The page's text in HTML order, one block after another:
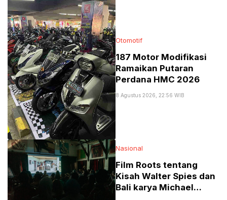
Otomotif
187 Motor Modifikasi
Ramaikan Putaran
Perdana HMC 2026
8 Agustus 2026, 22:56 WIB
Nasional
Film Roots tentang
Kisah Walter Spies dan
Bali karya Michael